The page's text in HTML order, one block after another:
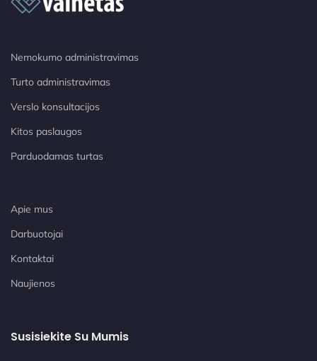
Nemokumo administravimas
Turto administravimas
Verslo konsultacijos
Kitos paslaugos
Parduodamas turtas
Apie mus
Darbuotojai
Kontaktai
Naujienos
Susisiekite Su Mumis